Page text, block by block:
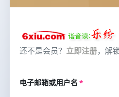
还不是会员？ 立即注册，解
电子邮箱或用户名 *